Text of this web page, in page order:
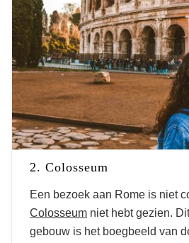
2. Colosseum
Een bezoek aan Rome is niet
Colosseum niet hebt gezien.
gebouw is het boegbeeld van